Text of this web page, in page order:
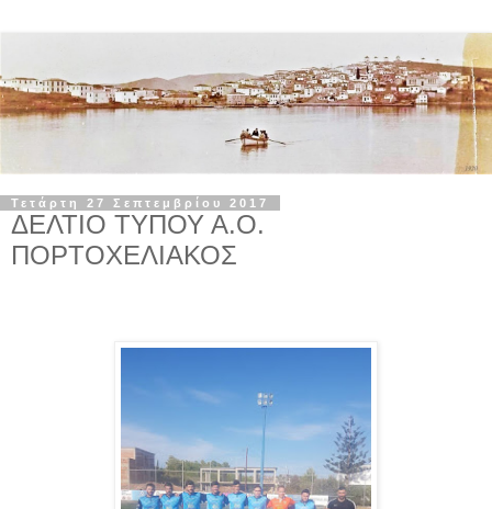
Τετάρτη 27 Σεπτεμβρίου 2017
ΔΕΛΤΙΟ ΤΥΠΟΥ Α.Ο.
ΠΟΡΤΟΧΕΛΙΑΚΟΣ